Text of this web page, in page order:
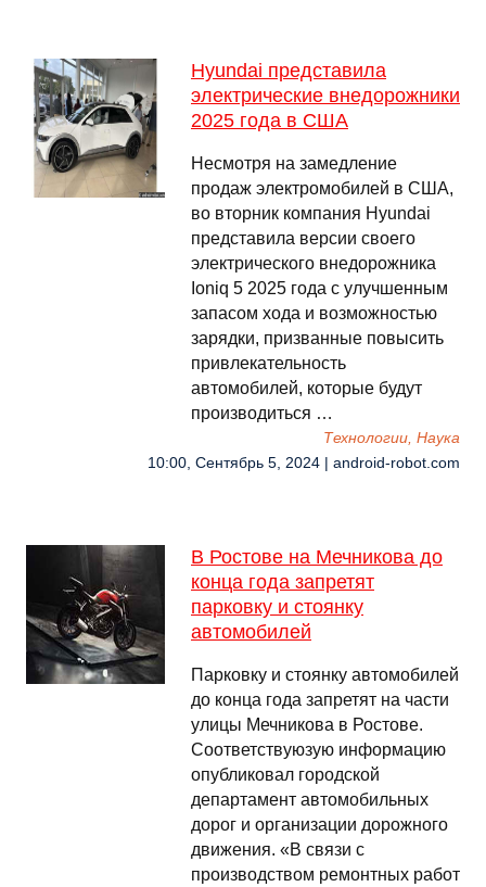
Hyundai представила
электрические внедорожники
2025 года в США
Несмотря на замедление
продаж электромобилей в США,
во вторник компания Hyundai
представила версии своего
электрического внедорожника
Ioniq 5 2025 года с улучшенным
запасом хода и возможностью
зарядки, призванные повысить
привлекательность
автомобилей, которые будут
производиться …
Технологии, Наука
10:00, Сентябрь 5, 2024 | android-robot.com
В Ростове на Мечникова до
конца года запретят
парковку и стоянку
автомобилей
Парковку и стоянку автомобилей
до конца года запретят на части
улицы Мечникова в Ростове.
Соответствуюзую информацию
опубликовал городской
департамент автомобильных
дорог и организации дорожного
движения. «В связи с
производством ремонтных работ